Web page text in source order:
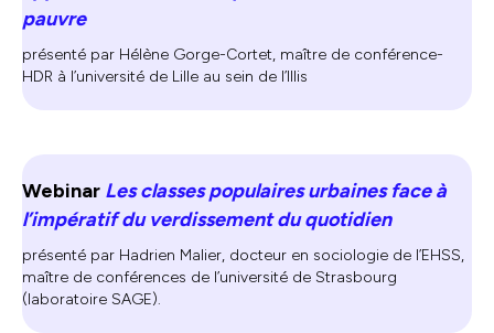
pauvre
présenté par Hélène Gorge-Cortet, maître de conférence-
HDR à l’université de Lille au sein de l’Illis
Webinar Les classes populaires urbaines face à
l’impératif du verdissement du quotidien
présenté par Hadrien Malier, docteur en sociologie de l’EHSS,
maître de conférences de l’université de Strasbourg
(laboratoire SAGE).